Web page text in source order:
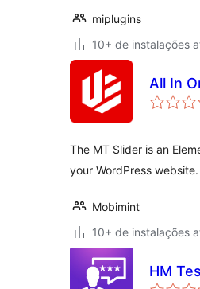
miplugins
10+ de instalações
All In
The MT Slider is an
your WordPress website.
Mobimint
10+ de instalações
HM